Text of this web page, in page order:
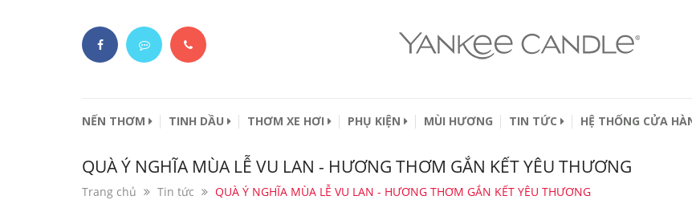
NẾN THƠM TINH DẦU THƠM XE HƠI PHỤ KIỆN MÙI HƯƠNG TIN TỨC HỆ THỐNG CỬA
QUÀ Ý NGHĨA MÙA LỄ VU LAN - HƯƠNG THƠM GẮN KẾT YÊU THƯƠNG
Trang chủ Tin tức QUÀ Ý NGHĨA MÙA LỄ VU LAN - HƯƠNG THƠM GẮN KẾT YÊU THƯƠNG